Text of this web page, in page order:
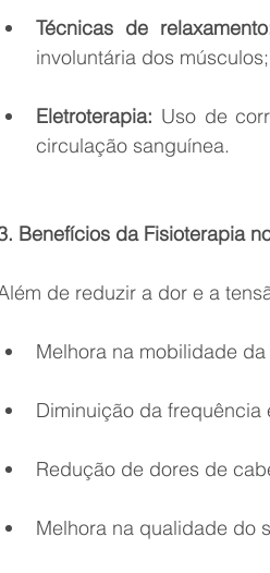
Técnicas de
involuntária dos músculos;
Eletroterapia: Uso de
circulação sanguínea.
Benefícios da Fisioterapia
de reduzir a dor e a
Melhora na mobilidade
Diminuição da
Redução de dores de
Melhora na qualidade do